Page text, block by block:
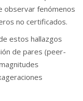
observar fenómenos
no certificados.
estos hallazgos
de pares (peer-